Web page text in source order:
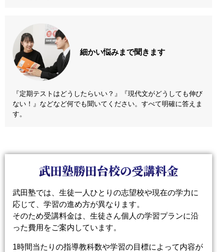
細かい悩みまで聞きます
『定期テストはどうしたらいい？』『現代文がどうしても伸び
ない！』などなど何でも聞いてください。すべて明確に答えま
す。
武田塾勝田台校の受講料金
武田塾では、生徒一人ひとりの志望校や現在の学力に
応じて、学習の進め方が異なります。
そのため受講料金は、生徒さん個人の学習プランに沿
った費用をご案内しています。
1時間当たりの指導教科数や学習の目標によって内容が